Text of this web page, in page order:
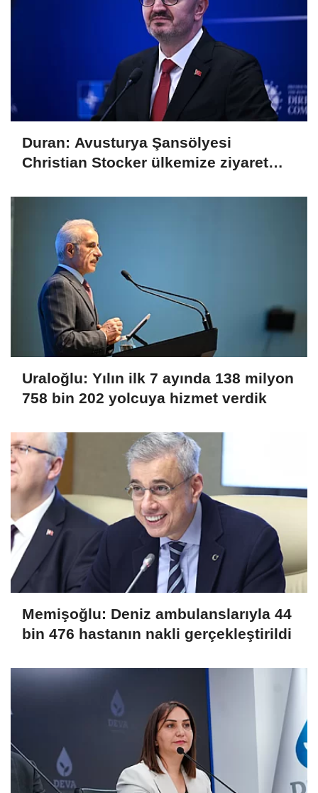
Duran: Avusturya Şansölyesi
Christian Stocker ülkemize ziyaret
Uraloğlu: Yılın ilk 7 ayında 138 milyon
758 bin 202 yolcuya hizmet verdik
Memişoğlu: Deniz ambulanslarıyla 44
bin 476 hastanın nakli gerçekleştirildi